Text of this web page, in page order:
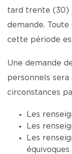
tard trente (30)
demande. Toute
cette période
Une demande
personnels sera
circonstances
Les
Les
Les
équivoques